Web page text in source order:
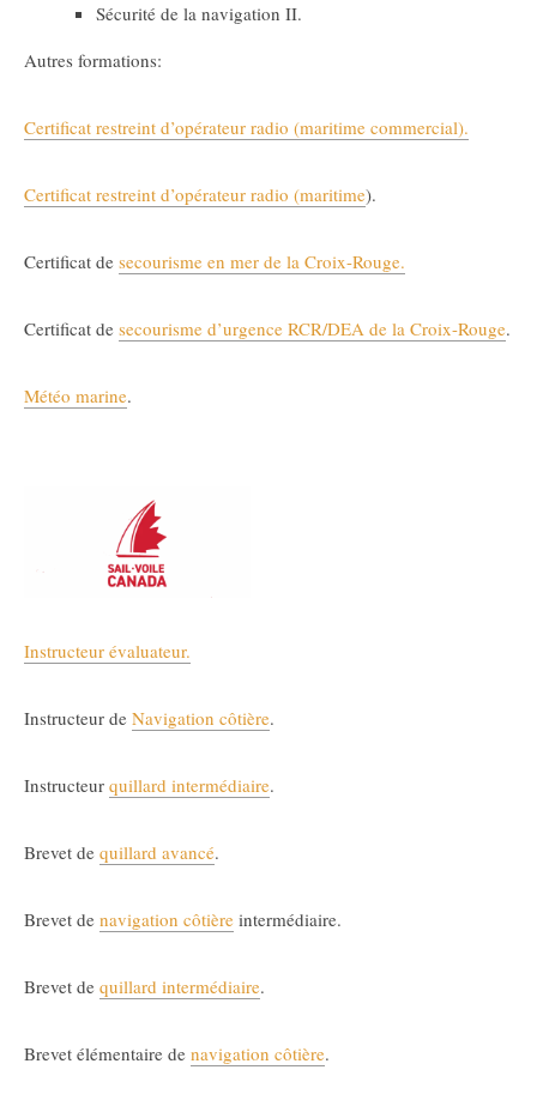
Sécurité de la navigation II.
Autres formations:
Certificat restreint d’opérateur radio (maritime commercial).
Certificat restreint d’opérateur radio (maritime).
Certificat de secourisme en mer de la Croix-Rouge.
Certificat de secourisme d’urgence RCR/DEA de la Croix-Rouge.
Météo marine.
Instructeur évaluateur.
Instructeur de Navigation côtière.
Instructeur quillard intermédiaire.
Brevet de quillard avancé.
Brevet de navigation côtière intermédiaire.
Brevet de quillard intermédiaire.
Brevet élémentaire de navigation côtière.